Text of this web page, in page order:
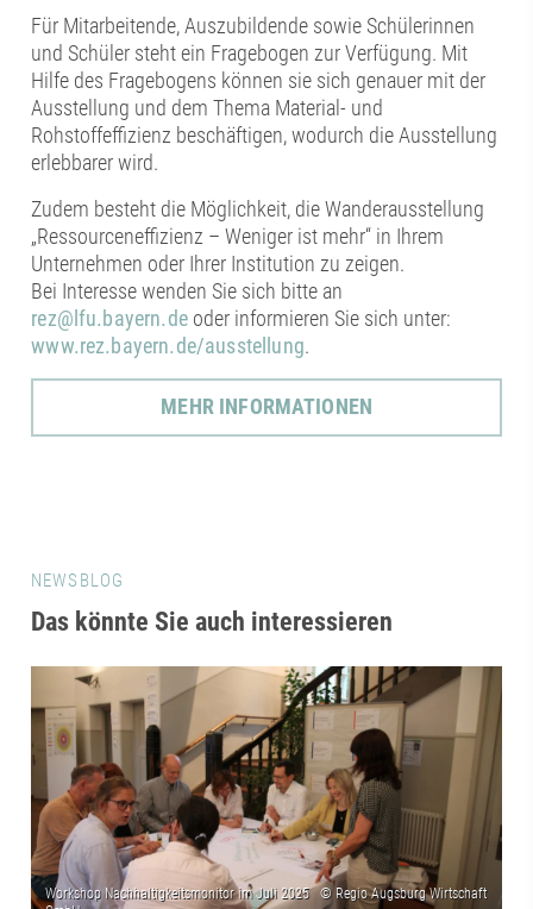
Für Mitarbeitende, Auszubildende sowie Schülerinnen
und Schüler steht ein Fragebogen zur Verfügung. Mit
Hilfe des Fragebogens können sie sich genauer mit der
Ausstellung und dem Thema Material- und
Rohstoffeffizienz beschäftigen, wodurch die Ausstellung
erlebbarer wird.
Zudem besteht die Möglichkeit, die Wanderausstellung
„Ressourceneffizienz – Weniger ist mehr“ in Ihrem
Unternehmen oder Ihrer Institution zu zeigen.
Bei Interesse wenden Sie sich bitte an
rez@lfu.bayern.deoder informieren Sie sich unter:
www.rez.bayern.de/ausstellung.
MEHR INFORMATIONEN
NEWSBLOG
Das könnte Sie auch interessieren